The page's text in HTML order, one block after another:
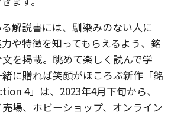
解説書には、馴染みのない人に
や特徴を知ってもらえるよう、銘
を掲載。眺めて楽しく読んで学
に贈れば笑顔がほころぶ新作「銘
4」は、2023年4月下旬から、
場、ホビーショップ、オンライン